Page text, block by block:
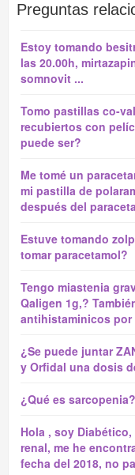
Preguntas
Estoy tomando
las 20.00h,
somnovit ...
Tomo pastillas co-
recubiertos con
puede ser?
Me tomé un
mi pastilla de
después del
Estuve tomando
tomar paracetamol?
Tengo miastenia
Qaligen 1g,?
antihistaminicos por
¿Se puede juntar
y Orfidal una dosis
¿Qué es sarcopenia?
Hola , soy
renal, me he
fecha del 2018, no